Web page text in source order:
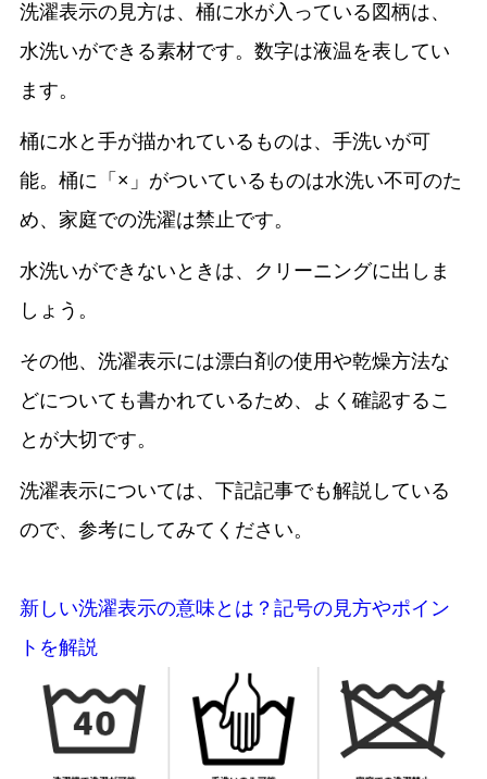
洗濯表示の見方は、桶に水が入っている図柄は、
水洗いができる素材です。数字は液温を表してい
ます。
桶に水と手が描かれているものは、手洗いが可
能。桶に「×」がついているものは水洗い不可のた
め、家庭での洗濯は禁止です。
水洗いができないときは、クリーニングに出しま
しょう。
その他、洗濯表示には漂白剤の使用や乾燥方法な
どについても書かれているため、よく確認するこ
とが大切です。
洗濯表示については、下記記事でも解説している
ので、参考にしてみてください。
新しい洗濯表示の意味とは？記号の見方やポイン
トを解説